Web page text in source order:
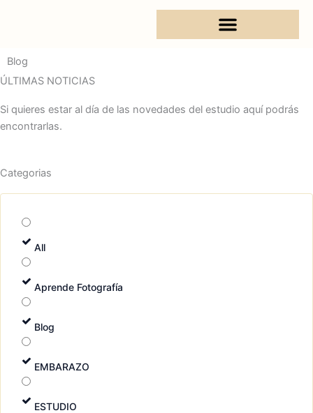
Blog
ÚLTIMAS NOTICIAS
Si quieres estar al día de las novedades del estudio aquí podrás
encontrarlas.
Categorias
All
Aprende Fotografía
Blog
EMBARAZO
ESTUDIO